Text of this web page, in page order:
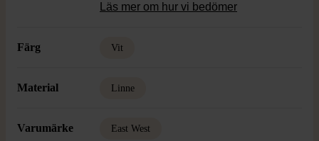
Läs mer om hur vi bedömer
Färg Vit
Material Linne
Varumärke East West